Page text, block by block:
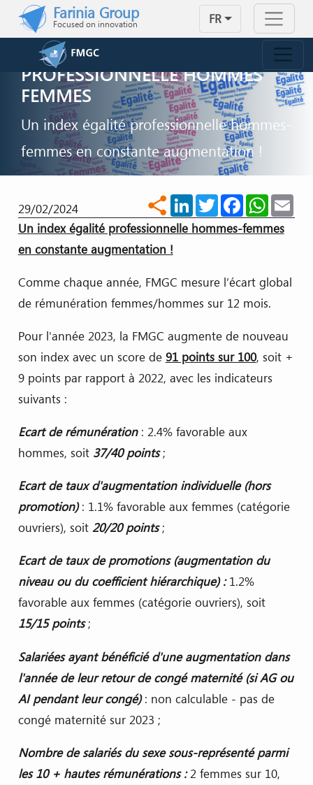
Skip to main content
Farinia Group
Focused on innovation FR
INDEX ÉGALITÉ
PROFESSIONNELLE HOMMES
FEMMES
Un index égalité professionnelle hommes-
femmes en constante augmentation !
29/02/2024
share LinkedInTwitterFacebook
Un index égalité professionnelle hommes-femmes
en constante augmentation !
Comme chaque année, FMGC mesure l’écart global
de rémunération femmes/hommes sur 12 mois.
Pour l'année 2023, la FMGC augmente de nouveau
son index avec un score de 91 points sur 100, soit +
9 points par rapport à 2022, avec les indicateurs
suivants :
Ecart de rémunération : 2.4% favorable aux
hommes, soit 37/40 points;
Ecart de taux d'augmentation individuelle (hors
promotion) : 1.1% favorable aux femmes (catégorie
ouvriers), soit 20/20 points;
Ecart de taux de promotions (augmentation du
niveau ou du coefficient hiérarchique) :1.2%
favorable aux femmes (catégorie ouvriers), soit
15/15 points;
Salariées ayant bénéficié d'une augmentation dans
l'année de leur retour de congé maternité (si AG ou
AI pendant leur congé): non calculable - pas de
congé maternité sur 2023 ;
Nombre de salariés du sexe sous-représenté parmi
les 10 + hautes rémunérations :2 femmes sur 10,